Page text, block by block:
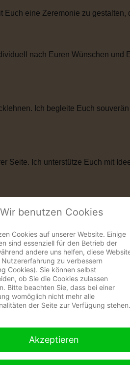
eine Zeremonie zu
nach Euren Wünschen und
Ich begleite Euch
Seite. Ich unterstütze Euch mit
Elementen. Als ehemaliger
Vielleicht ist eine kirchliche
genau das, was Ihr Euch
gebt. Ob romantisch,
und vielen kleinen
Von Eurem
Wir benutzen Cookies
Cookies auf unserer Website. Einige
sind essenziell für den Betrieb der
andere uns helfen, diese
Nutzererfahrung zu verbessern
Cookies). Sie können selbst
ob Sie die Cookies zulassen
Bitte beachten Sie, dass bei einer
womöglich nicht mehr alle
der Seite zur Verfügung stehen.
Akzeptieren